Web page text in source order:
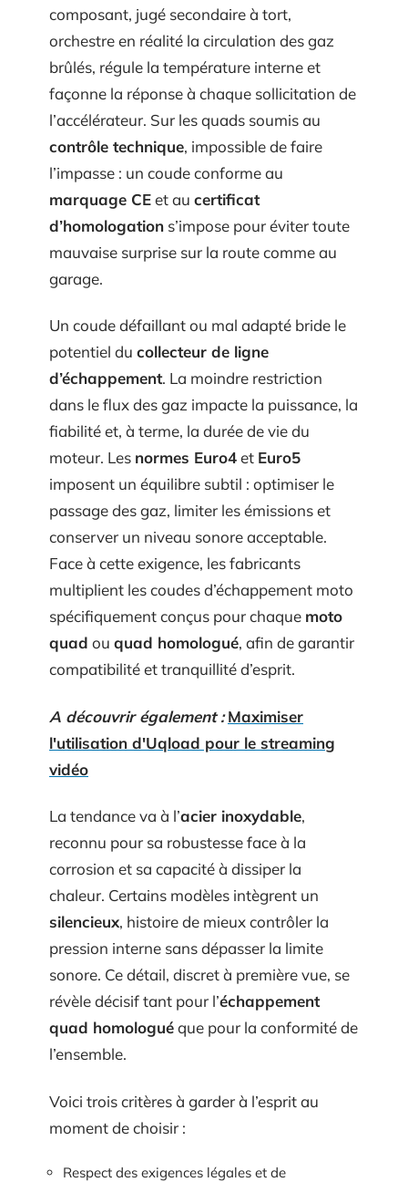
composant, jugé secondaire à tort,
orchestre en réalité la circulation des gaz
brûlés, régule la température interne et
façonne la réponse à chaque sollicitation de
l’accélérateur. Sur les quads soumis au
contrôle technique, impossible de faire
l’impasse : un coude conforme au
marquage CEet au certificat
d’homologation s’impose pour éviter toute
mauvaise surprise sur la route comme au
garage.
Un coude défaillant ou mal adapté bride le
potentiel du collecteur de ligne
d’échappement. La moindre restriction
dans le flux des gaz impacte la puissance, la
fiabilité et, à terme, la durée de vie du
moteur. Les normes Euro4et Euro5
imposent un équilibre subtil : optimiser le
passage des gaz, limiter les émissions et
conserver un niveau sonore acceptable.
Face à cette exigence, les fabricants
multiplient les coudes d’échappement moto
spécifiquement conçus pour chaque moto
quad ou quad homologué, afin de garantir
compatibilité et tranquillité d’esprit.
A découvrir également : Maximiser
l'utilisation d'Uqload pour le streaming
vidéo
La tendance va à l’acier inoxydable,
reconnu pour sa robustesse face à la
corrosion et sa capacité à dissiper la
chaleur. Certains modèles intègrent un
silencieux, histoire de mieux contrôler la
pression interne sans dépasser la limite
sonore. Ce détail, discret à première vue, se
révèle décisif tant pour l’échappement
quad homologuéque pour la conformité de
l’ensemble.
Voici trois critères à garder à l’esprit au
moment de choisir :
Respect des exigences légales et de